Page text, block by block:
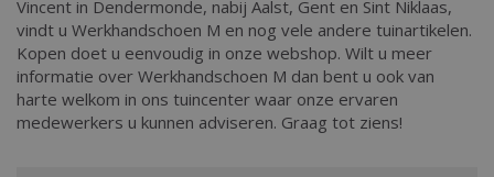
Vincent in Dendermonde, nabij Aalst, Gent en Sint Niklaas,
vindt u Werkhandschoen M en nog vele andere tuinartikelen.
Kopen doet u eenvoudig in onze webshop. Wilt u meer
informatie over Werkhandschoen M dan bent u ook van
harte welkom in ons tuincenter waar onze ervaren
medewerkers u kunnen adviseren. Graag tot ziens!